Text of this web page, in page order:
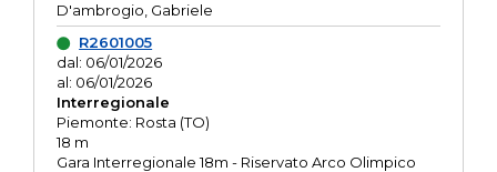
D'ambrogio, Gabriele
R2601005
dal: 06/01/2026
al: 06/01/2026
Interregionale
Piemonte: Rosta (TO)
18 m
Gara Interregionale 18m - Riservato Arco Olimpico